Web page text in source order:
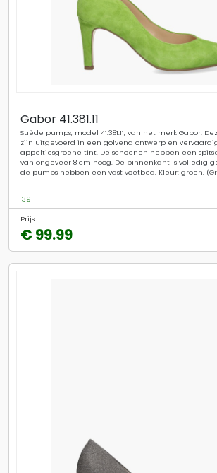
Gabor 41.381.11
Suède pumps, model 41.381.11, van het merk Gabor.
zijn uitgevoerd in een golvend ontwerp en
appeltjesgroene tint. De schoenen hebben een
van ongeveer 8 cm hoog. De binnenkant is volledig
de pumps hebben een vast voetbed. Kleur: groen.
39
Prijs:
€ 99.99